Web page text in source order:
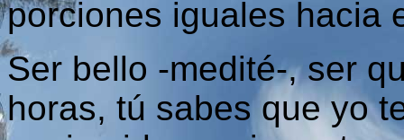
porciones iguales hacia
Ser bello -medité-, ser
horas, tú sabes que yo